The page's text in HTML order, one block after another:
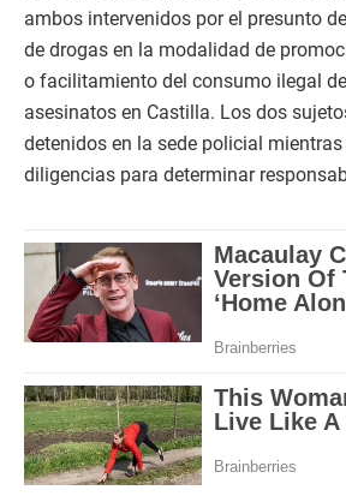
ambos intervenidos por el presunto
de drogas en la modalidad de
o facilitamiento del consumo ilegal
asesinatos en Castilla. Los dos
detenidos en la sede policial
diligencias para determinar